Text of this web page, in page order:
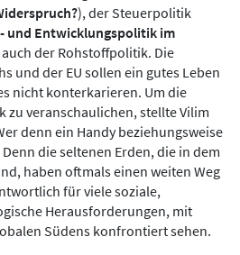
), der Steuerpolitik
und Entwicklungspolitik im
der Rohstoffpolitik. Die
und der EU sollen ein gutes Leben
nicht konterkarieren. Um die
zu veranschaulichen, stellte Vilim
denn ein Handy beziehungsweise
die seltenen Erden, die in dem
haben oftmals einen weiten Weg
für viele soziale,
Herausforderungen, mit
Südens konfrontiert sehen.